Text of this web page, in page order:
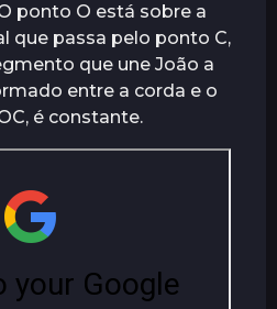
ponto O está sobre a
que passa pelo ponto C,
que une João a
entre a corda e o
é constante.